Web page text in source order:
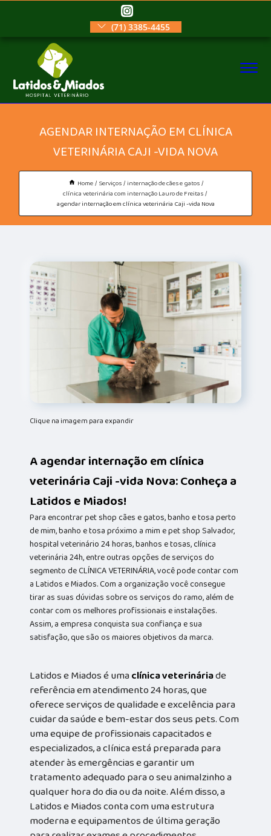
(71) 3385-4455
AGENDAR INTERNAÇÃO EM CLÍNICA
VETERINÁRIA CAJI -VIDA NOVA
Home Serviços
internação de cães e gatos
clínica veterinária com internação Lauro de Freitas
agendar internação em clínica veterinária Caji -vida Nova
Clique na imagem para expandir
A agendar internação em clínica
veterinária Caji -vida Nova: Conheça a
Latidos e Miados!
Para encontrar pet shop cães e gatos, banho e tosa perto
de mim, banho e tosa próximo a mim e pet shop Salvador,
hospital veterinário 24 horas, banhos e tosas, clínica
veterinária 24h, entre outras opções de serviços do
segmento de CLÍNICA VETERINÁRIA, você pode contar com
a Latidos e Miados. Com a organização você consegue
tirar as suas dúvidas sobre os serviços do ramo, além de
contar com os melhores profissionais e instalações.
Assim, a empresa conquista sua confiança e sua
satisfação, que são os maiores objetivos da marca.
Latidos e Miados é umaclínica veterináriade
referência em atendimento 24 horas, que
oferece serviços de qualidade e excelência para
cuidar da saúde e bem-estar dos seus pets. Com
uma equipe de profissionais capacitados e
especializados, a clínica está preparada para
atender às emergências e garantir um
tratamento adequado para o seu animalzinho a
qualquer hora do dia ou da noite. Além disso, a
Latidos e Miados conta com uma estrutura
moderna e equipamentos de última geração